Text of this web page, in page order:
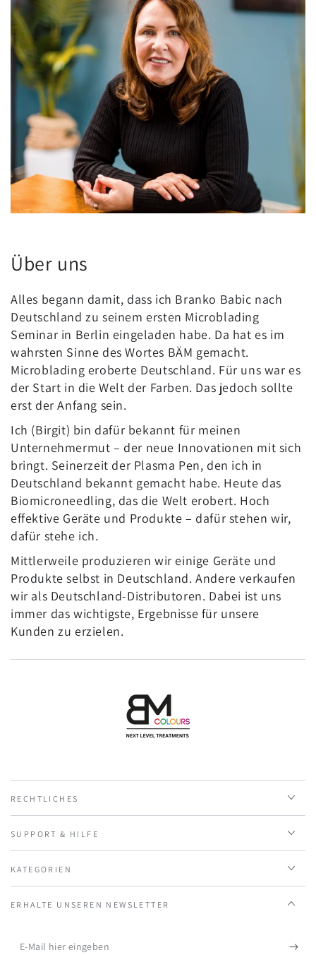
Über uns
Alles begann damit, dass ich Branko Babic nach
Deutschland zu seinem ersten Microblading
Seminar in Berlin eingeladen habe. Da hat es im
wahrsten Sinne des Wortes BÄM gemacht.
Microblading eroberte Deutschland. Für uns war es
der Start in die Welt der Farben. Das jedoch sollte
erst der Anfang sein.
Ich (Birgit) bin dafür bekannt für meinen
Unternehmermut – der neue Innovationen mit sich
bringt. Seinerzeit der Plasma Pen, den ich in
Deutschland bekannt gemacht habe. Heute das
Biomicroneedling, das die Welt erobert. Hoch
effektive Geräte und Produkte – dafür stehen wir,
dafür stehe ich.
Mittlerweile produzieren wir einige Geräte und
Produkte selbst in Deutschland. Andere verkaufen
wir als Deutschland-Distributoren. Dabei ist uns
immer das wichtigste, Ergebnisse für unsere
Kunden zu erzielen.
RECHTLICHES
SUPPORT & HILFE
KATEGORIEN
ERHALTE UNSEREN NEWSLETTER
E-